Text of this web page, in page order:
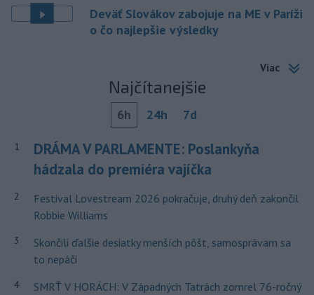
Deväť Slovákov zabojuje na ME v Paríži
o čo najlepšie výsledky
Viac
Najčítanejšie
6h 24h 7d
1
DRÁMA V PARLAMENTE: Poslankyňa
hádzala do premiéra vajíčka
2
Festival Lovestream 2026 pokračuje, druhý deň zakončil
Robbie Williams
3
Skončili ďalšie desiatky menších pôšt, samosprávam sa
to nepáči
4
SMRŤ V HORÁCH: V Západných Tatrách zomrel 76-ročný